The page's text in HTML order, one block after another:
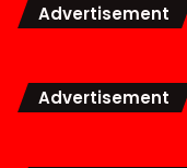
Advertisement
Advertisement